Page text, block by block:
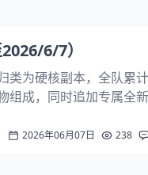
6/7）
类为硬核副本，全队累
组成，同时追加专属全
2026年06月07日 238